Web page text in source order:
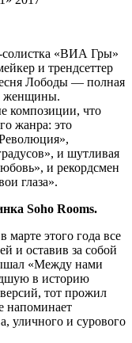
солистка «ВИА Гры»
и трендсеттер
Лободы — полная
женщины.
композиции, что
жанра: это
и шутливая
и рекордсмен
глаза».
Soho Rooms.
этого года все
и оставив за собой
«Между нами
в историю
тот прожил
напоминает
уличного и сурового